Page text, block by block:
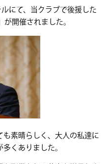
にて、当クラブで後援した
が開催されました。
素晴らしく、大人の私達に
くありました。